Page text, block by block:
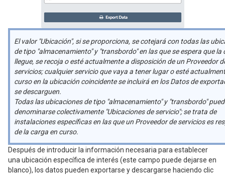
El valor "Ubicación", si se proporciona, se cotejará con todas las
de tipo "almacenamiento" y "transbordo" en las que se espera que la
llegue, se recoja o esté actualmente a disposición de un Proveedor
servicios; cualquier servicio que vaya a tener lugar o esté
curso en la ubicación coincidente se incluirá en los Datos de
se descarguen.
Todas las ubicaciones de tipo "almacenamiento" y "transbordo"
denominarse colectivamente "Ubicaciones de servicio"; se trata de
instalaciones específicas en las que un Proveedor de servicios es
de la carga en curso.
Después de introducir la información necesaria para establecer
una ubicación específica de interés (este campo puede dejarse en
blanco), los datos pueden exportarse y descargarse haciendo clic